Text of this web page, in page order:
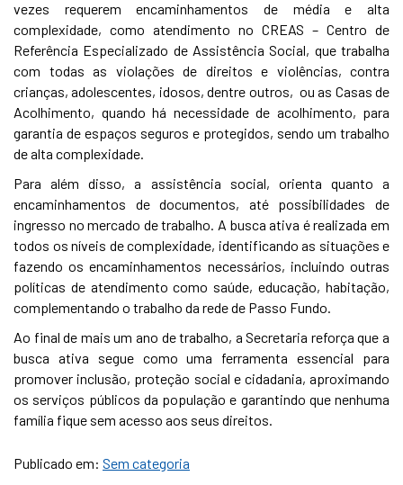
vezes requerem encaminhamentos de média e alta
complexidade, como atendimento no CREAS – Centro de
Referência Especializado de Assistência Social, que trabalha
com todas as violações de direitos e violências, contra
crianças, adolescentes, idosos, dentre outros, ou as Casas de
Acolhimento, quando há necessidade de acolhimento, para
garantia de espaços seguros e protegidos, sendo um trabalho
de alta complexidade.
Para além disso, a assistência social, orienta quanto a
encaminhamentos de documentos, até possibilidades de
ingresso no mercado de trabalho. A busca ativa é realizada em
todos os níveis de complexidade, identificando as situações e
fazendo os encaminhamentos necessários, incluindo outras
políticas de atendimento como saúde, educação, habitação,
complementando o trabalho da rede de Passo Fundo.
Ao final de mais um ano de trabalho, a Secretaria reforça que a
busca ativa segue como uma ferramenta essencial para
promover inclusão, proteção social e cidadania, aproximando
os serviços públicos da população e garantindo que nenhuma
família fique sem acesso aos seus direitos.
Publicado em: Sem categoria